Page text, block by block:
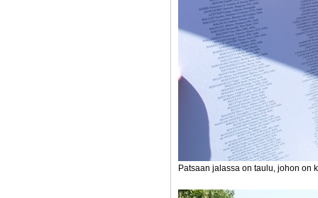
Patsaan jalassa on taulu, johon on